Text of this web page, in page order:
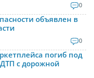
0
объявлен в
0
погиб под
с дорожной